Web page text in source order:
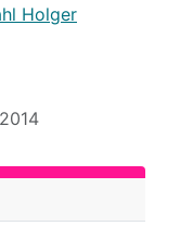
Holger